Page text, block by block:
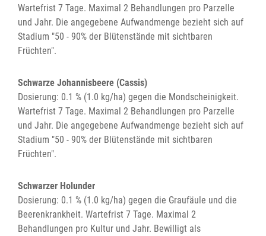
Wartefrist 7 Tage. Maximal 2 Behandlungen pro Parzelle
und Jahr. Die angegebene Aufwandmenge bezieht sich auf
Stadium "50 - 90% der Blütenstände mit sichtbaren
Früchten".
Schwarze Johannisbeere (Cassis)
Dosierung: 0.1 % (1.0 kg/ha) gegen die Mondscheinigkeit.
Wartefrist 7 Tage. Maximal 2 Behandlungen pro Parzelle
und Jahr. Die angegebene Aufwandmenge bezieht sich auf
Stadium "50 - 90% der Blütenstände mit sichtbaren
Früchten".
Schwarzer Holunder
Dosierung: 0.1 % (1.0 kg/ha) gegen die Graufäule und die
Beerenkrankheit. Wartefrist 7 Tage. Maximal 2
Behandlungen pro Kultur und Jahr. Bewilligt als